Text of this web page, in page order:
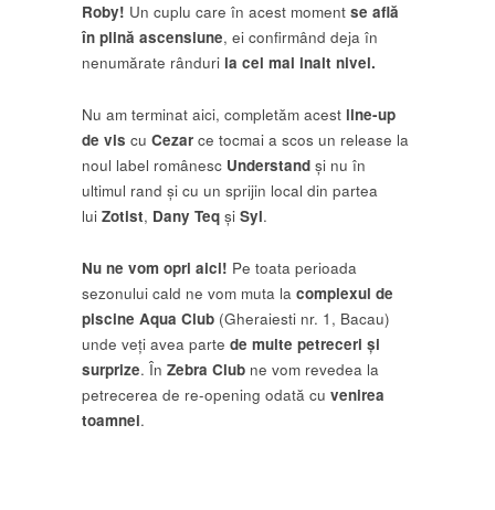
Roby! Un cuplu care în acest moment se află
în plină ascensiune, ei confirmând deja în
nenumărate rânduri la cel mai inalt nivel.
Nu am terminat aici, completăm acest line-up
de vis cu Cezar ce tocmai a scos un release la
noul label românesc Understand și nu în
ultimul rand și cu un sprijin local din partea
lui Zotist, Dany Teq și Syl.
Nu ne vom opri aici! Pe toata perioada
sezonului cald ne vom muta la complexul de
piscine Aqua Club (Gheraiesti nr. 1, Bacau)
unde veți avea parte de multe petreceri și
surprize. În Zebra Club ne vom revedea la
petrecerea de re-opening odată cu venirea
toamnei.